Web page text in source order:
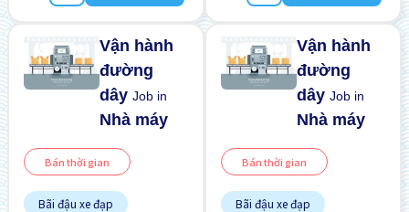
Vận hành
đường
dâyJob in
Nhà máy
Bán thời gian
Bãi đậu xe đạp
Vận hành
đường
dâyJob in
Nhà máy
Bán thời gian
Bãi đậu xe đạp